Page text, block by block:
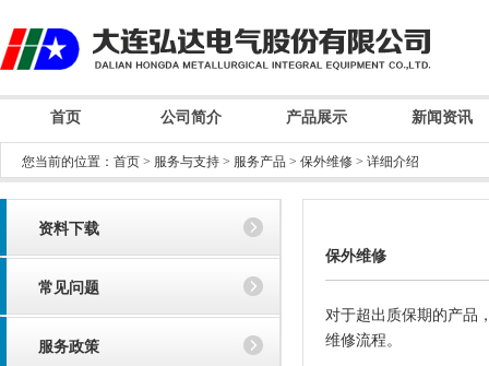
首页 公司简介 产品展示 新闻资讯
您当前的位置： 首页 > 服务与支持 > 服务产品 > 保外维修 > 详细介绍
资料下载
常见问题
服务政策
保外维修
对于超出质保期的产品
维修流程。